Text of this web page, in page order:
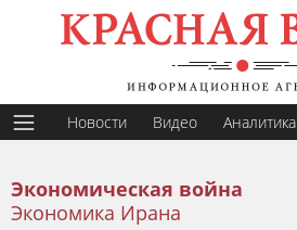
Новости Видео Аналитика
Экономическая война
Экономика Ирана